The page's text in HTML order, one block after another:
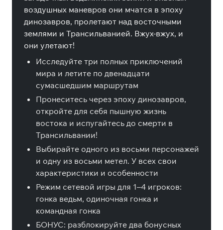
воздушных маневров они мчатся в эпоху
динозавров, пролетают над восточными
землями и Трансильванией. Вжух-вжух, и
они улетают!
Исследуйте три полных приключений
мира и летите по двенадцати
сумасшедшим маршрутам
Пронеситесь через эпоху динозавров,
откройте для себя пышную жизнь
востока и испугайтесь до смерти в
Трансильвании!
Выбирайте одного из восьми персонажей
и одну из восьми метел. У всех свои
характеристики и особенности
Режим сетевой игры для 1–4 игроков:
гонка ведьм, одиночная гонка и
командная гонка
БОНУС: разблокируйте два бонусных